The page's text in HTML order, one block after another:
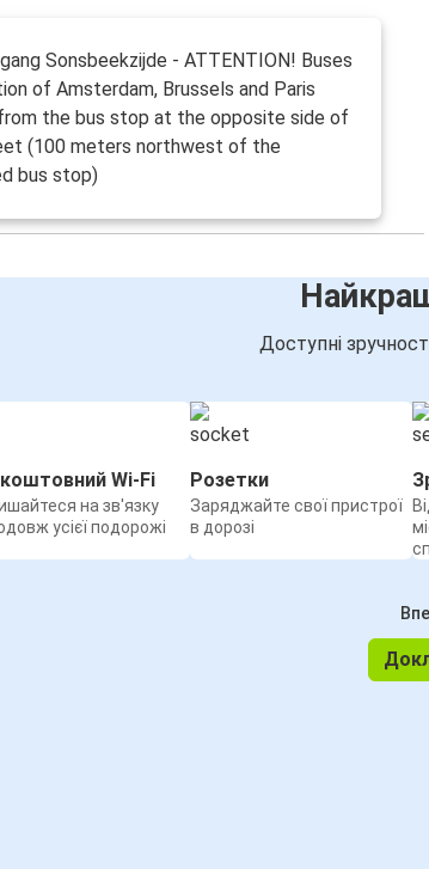
Sonsbeekzijde - ATTENTION! Buses
of Amsterdam, Brussels and Paris
the bus stop at the opposite side of
(100 meters northwest of the
bus stop)
Доступні
Wi-Fi
на зв'язку
усієї подорожі
Розетки
Заряджайте свої пристрої
в дорозі